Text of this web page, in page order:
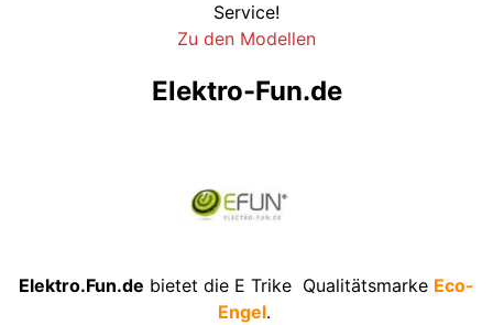
Service!
Zu den Modellen
Elektro-Fun.de
Elektro.Fun.de bietet die E Trike Qualitätsmarke Eco-
Engel.